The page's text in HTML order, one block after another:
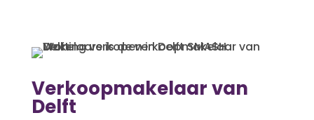
Verkoopmakelaar van
Delft